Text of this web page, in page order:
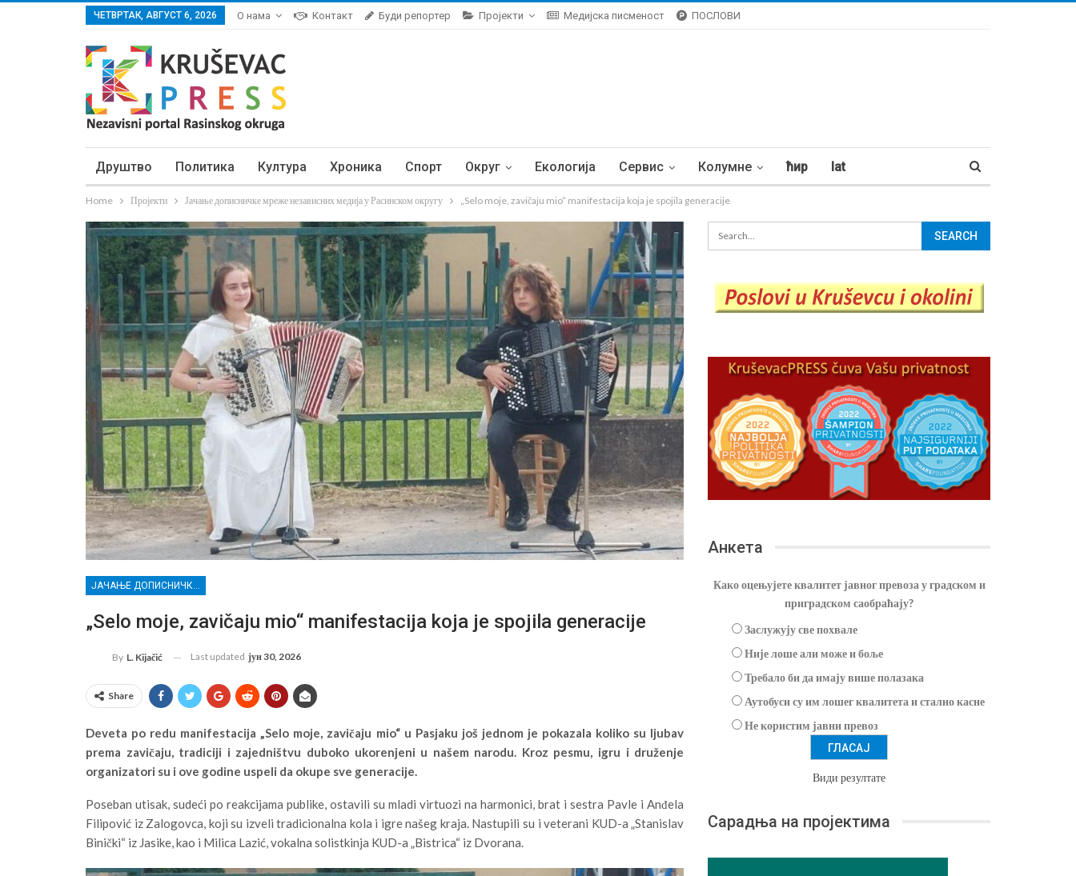
ЧЕТВРТАК, АВГУСТ 6, 2026 О нама Контакт Буди репортер Пројекти Медијска писменост ПОСЛОВИ
Друштво Политика Култура Хроника Спорт Округ Екологија Сервис Колумне ћир lat
Home Пројекти Јачање дописничке мреже независних медија у Расинском округу „Selo moje, zavičaju mio“ manifestacija koja je spojila generacije
ЈАЧАЊЕ ДОПИСНИЧКЕ МРЕЖЕ НЕЗАВИСНИХ МЕДИЈА У РАСИНСКОМ ОКРУГУ
„Selo moje, zavičaju mio“ manifestacija koja je spojila generacije
By L. Kijačić Last updated јун 30, 2026
Share
Deveta po redu manifestacija „Selo moje, zavičaju mio“ u Pasjaku još jednom je pokazala koliko su ljubav
prema zavičaju, tradiciji i zajedništvu duboko ukorenjeni u našem narodu. Kroz pesmu, igru i druženje
organizatori su i ove godine uspeli da okupe sve generacije.
Poseban utisak, sudeći po reakcijama publike, ostavili su mladi virtuozi na harmonici, brat i sestra Pavle i Anđela
Filipović iz Zalogovca, koji su izveli tradicionalna kola i igre našeg kraja. Nastupili su i veterani KUD-a „Stanislav
Binički“ iz Jasike, kao i Milica Lazić, vokalna solistkinja KUD-a „Bistrica“ iz Dvorana.
Анкета
Како оцењујете квалитет јавног превоза у градском и
приградском саобраћају?
Заслужују све похвале
Није лоше али може и боље
Требало би да имају више полазака
Аутобуси су им лошег квалитета и стално касне
Не користим јавни превоз
Види резултате
Сарадња на пројектима